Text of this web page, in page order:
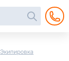
Экипировка